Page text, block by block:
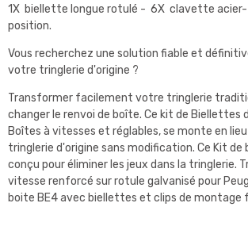
1X biellette longue rotulé - 6X clavette
position.
Vous recherchez une solution fiable et
votre tringlerie d'origine ?
Transformer facilement votre tringlerie
changer le renvoi de boîte. Ce kit de Biellettes
Boîtes à vitesses et réglables, se monte en
tringlerie d'origine sans modification. Ce Kit
conçu pour éliminer les jeux dans la tringlerie.
vitesse renforcé sur rotule galvanisé pour
boite BE4 avec biellettes et clips de montage